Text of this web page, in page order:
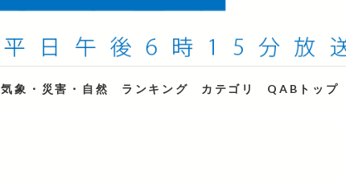
気象・災害・自然 ランキング カテゴリ QABトップ